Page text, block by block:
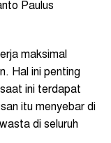
Paulus
maksimal
Hal ini penting
ini terdapat
itu menyebar di
di seluruh